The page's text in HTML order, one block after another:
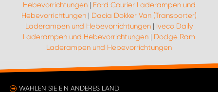
Hebevorrichtungen| Ford Courier Laderampen und
Hebevorrichtungen | Dacia Dokker Van (Transporter)
Laderampen und Hebevorrichtungen| Iveco Daily
Laderampen und Hebevorrichtungen | Dodge Ram
Laderampen und Hebevorrichtungen
WÄHLEN SIE EIN ANDERES LAND